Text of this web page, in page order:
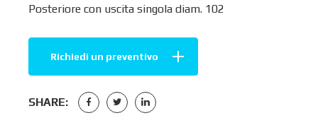
Posteriore con uscita singola diam. 102
Richiedi un preventivo
SHARE: